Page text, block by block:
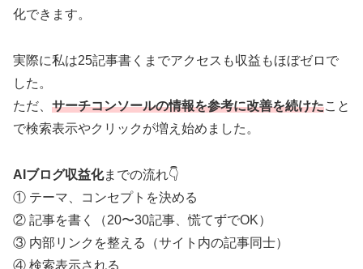
化できます。
実際に私は25記事書くまでアクセスも収益もほぼゼロで
した。
ただ、 サーチコンソールの情報を参考に改善を続けたこと
で検索表示やクリックが増え始めました。
AIブログ収益化までの流れ👇
① テーマ、コンセプトを決める
② 記事を書く（20〜30記事、慌てずでOK）
③ 内部リンクを整える（サイト内の記事同士）
④ 検索表示される